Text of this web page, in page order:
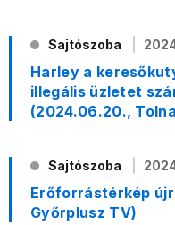
Sajtószoba
Harley a
illegális üzletet
(2024.06.20.,
Sajtószoba
Erőforrástérkép
Győrplusz TV)